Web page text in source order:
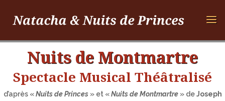
Nuits de Montmartre
Spectacle Musical Théâtralisé
d’après «Nuits de Princes» et «Nuits de Montmartre » deJoseph